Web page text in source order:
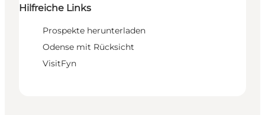
Hilfreiche Links
Prospekte herunterladen
Odense mit Rücksicht
VisitFyn